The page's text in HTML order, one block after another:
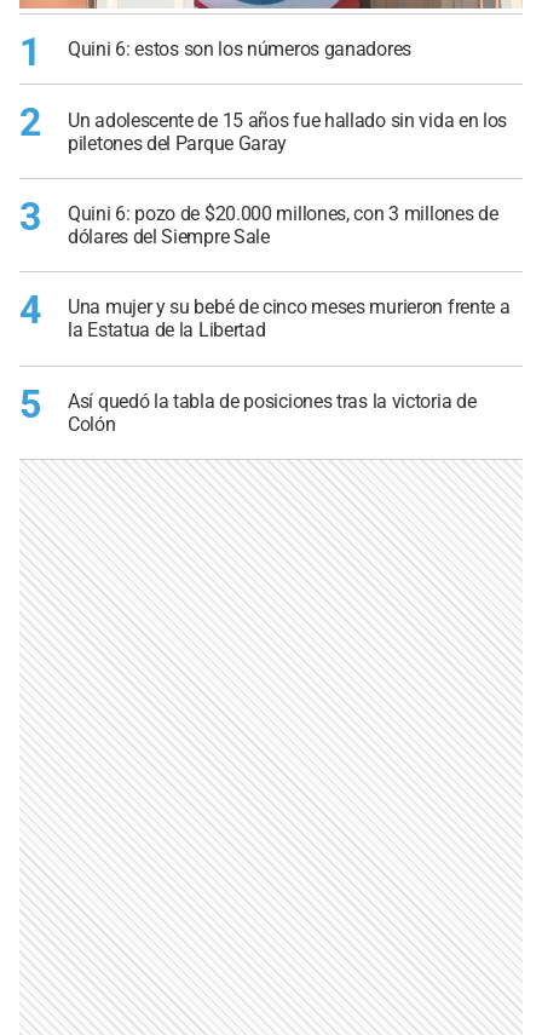
1 Quini 6: estos son los números ganadores
2
Un adolescente de 15 años fue hallado sin vida en los
piletones del Parque Garay
3
Quini 6: pozo de $20.000 millones, con 3 millones de
dólares del Siempre Sale
4
Una mujer y su bebé de cinco meses murieron frente a
la Estatua de la Libertad
5
Así quedó la tabla de posiciones tras la victoria de
Colón